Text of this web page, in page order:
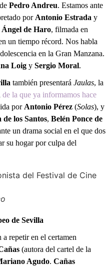
Pedro Andreu. Estamos ante
por Antonio Estrada y
Ángel de Haro, filmada en
un tiempo récord. Nos habla
en la Gran Manzana.
Loig y Sergio Moral.
también presentará Jaulas, la
de la que ya informamos hace
por Antonio Pérez (Solas), y
de los Santos, Belén Ponce de
un drama social en el que dos
su hogar por culpa del
de Sevilla
repetir en el certamen
(autora del cartel de la
Agudo. Cañas